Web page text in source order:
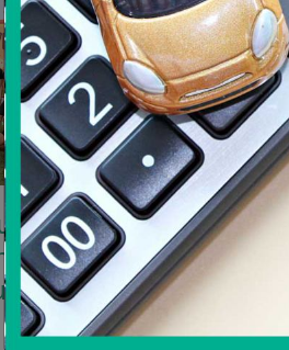
Sava
Montenegro
2026